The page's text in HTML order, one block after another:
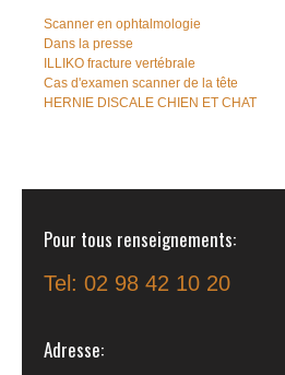
Scanner en ophtalmologie
Dans la presse
ILLIKO fracture vertébrale
Cas d'examen scanner de la tête
HERNIE DISCALE CHIEN ET CHAT
Pour tous renseignements
Tel: 02 98 42 10 20
Adresse